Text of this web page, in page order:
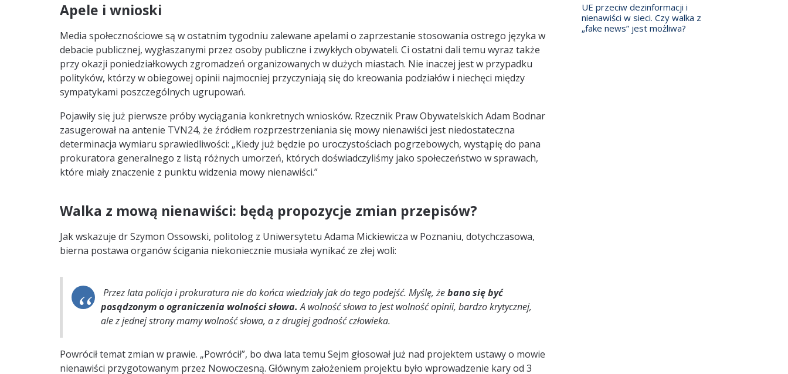
Apele i wnioski
Media społecznościowe są w ostatnim tygodniu zalewane apelami o zaprzestanie stosowania ostrego języka w
debacie publicznej, wygłaszanymi przez osoby publiczne i zwykłych obywateli. Ci ostatni dali temu wyraz także
przy okazji poniedziałkowych zgromadzeń organizowanych w dużych miastach. Nie inaczej jest w przypadku
polityków, którzy w obiegowej opinii najmocniej przyczyniają się do kreowania podziałów i niechęci między
sympatykami poszczególnych ugrupowań.
Pojawiły się już pierwsze próby wyciągania konkretnych wniosków. Rzecznik Praw Obywatelskich Adam Bodnar
zasugerował na antenie TVN24, że źródłem rozprzestrzeniania się mowy nienawiści jest niedostateczna
determinacja wymiaru sprawiedliwości: „Kiedy już będzie po uroczystościach pogrzebowych, wystąpię do pana
prokuratora generalnego z listą różnych umorzeń, których doświadczyliśmy jako społeczeństwo w sprawach,
które miały znaczenie z punktu widzenia mowy nienawiści.”
Walka z mową nienawiści: będą propozycje zmian przepisów?
Jak wskazuje dr Szymon Ossowski, politolog z Uniwersytetu Adama Mickiewicza w Poznaniu, dotychczasowa,
bierna postawa organów ścigania niekoniecznie musiała wynikać ze złej woli:
Przez lata policja i prokuratura nie do końca wiedziały jak do tego podejść. Myślę, żebano się być
posądzonym o ograniczenia wolności słowa. A wolność słowa to jest wolność opinii, bardzo krytycznej,
ale z jednej strony mamy wolność słowa, a z drugiej godność człowieka.
Powrócił temat zmian w prawie. „Powrócił”, bo dwa lata temu Sejm głosował już nad projektem ustawy o mowie
nienawiści przygotowanym przez Nowoczesną. Głównym założeniem projektu było wprowadzenie kary od 3
UE przeciw dezinformacji i
nienawiści w sieci. Czy walka z
„fake news” jest możliwa?